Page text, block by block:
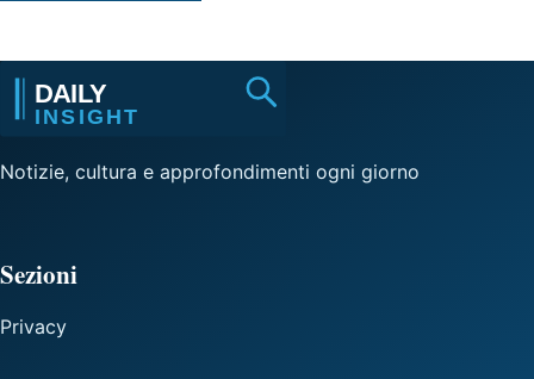
Notizie, cultura e approfondimenti ogni giorno
Sezioni
Privacy